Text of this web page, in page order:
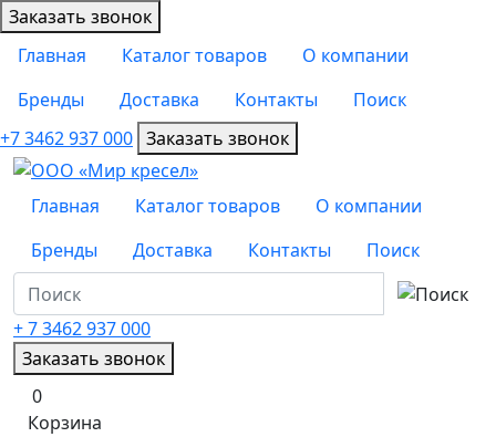
Заказать звонок
Главная
Каталог товаров
О компании
Бренды
Доставка Контакты
Поиск
+7 3462 937 000 Заказать звонок
Главная Каталог товаров
О компании
Бренды
Доставка Контакты Поиск
+ 7 3462937 000
Заказать звонок
0
Корзина